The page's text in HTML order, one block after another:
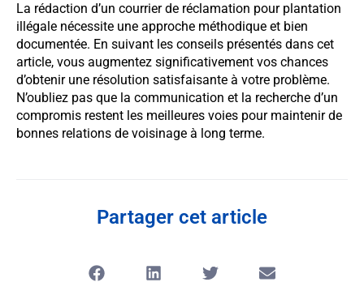
La rédaction d’un courrier de réclamation pour plantation
illégale nécessite une approche méthodique et bien
documentée. En suivant les conseils présentés dans cet
article, vous augmentez significativement vos chances
d’obtenir une résolution satisfaisante à votre problème.
N’oubliez pas que la communication et la recherche d’un
compromis restent les meilleures voies pour maintenir de
bonnes relations de voisinage à long terme.
Partager cet article